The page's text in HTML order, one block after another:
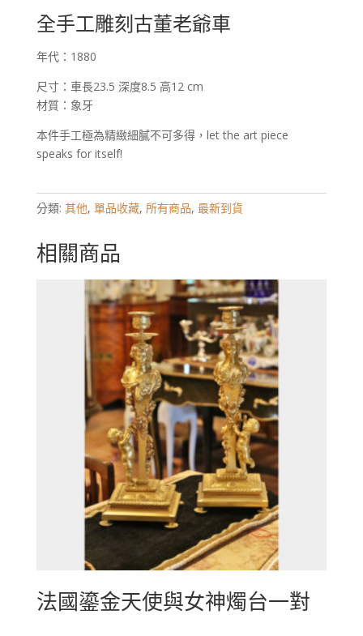
全手工雕刻古董老爺車
年代：1880
尺寸：車長23.5 深度8.5 高12 cm
材質：象牙
本件手工極為精緻細膩不可多得，let the art piece
speaks for itself!
分類: 其他, 單品收藏, 所有商品, 最新到貨
相關商品
法國鎏金天使與女神燭台一對